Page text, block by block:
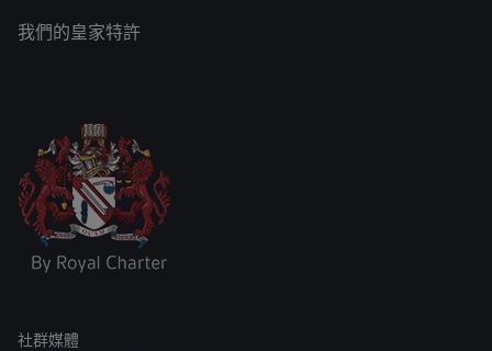
我們的皇家特許
社群媒體